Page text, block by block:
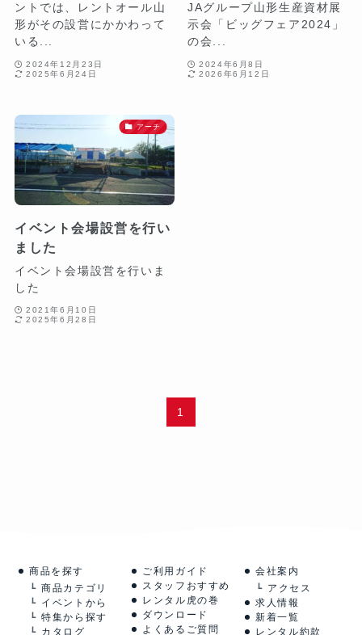
ントでは、レントオール山
形がその設営にかかわって
いる...
2024年12月23日
2025年6月24日
JAグループ山形生産資材展
示会「ビッグフェア2024」
の会...
2024年6月8日
2026年6月12日
アーチ
イベント会場設営を行い
ました
イベント会場設営を行いま
した
2021年6月10日
2025年6月28日
1
商品を探す
商品カテゴリ
イベントから
特集から探す
カタログ
ご利用ガイド
スタッフおすすめ
レンタル虎の巻
ダウンロード
よくあるご質問
会社案内
アクセス
求人情報
新着一覧
レンタル約款